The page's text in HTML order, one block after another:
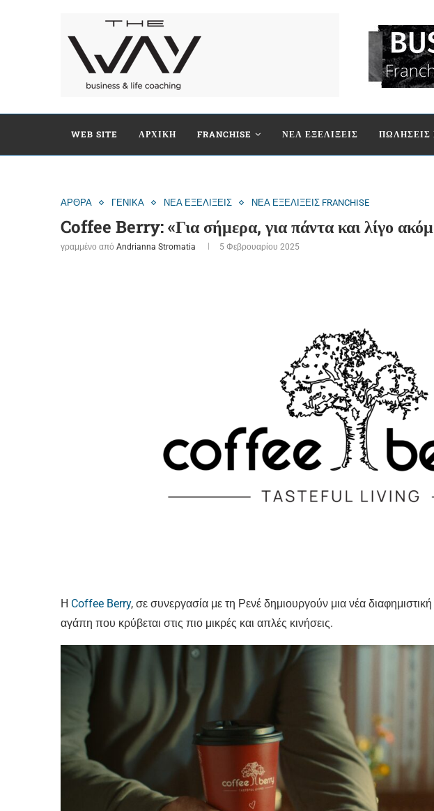
WEB SITE ΑΡΧΙΚΗ FRANCHISE ΝΕΑ ΕΞΕΛΙΞΕΙΣ ΠΩΛΗΣΕΙΣ
ΑΡΘΡΑ ΓΕΝΙΚΑ ΝΕΑ ΕΞΕΛΙΞΕΙΣ ΝΕΑ ΕΞΕΛΙΞΕΙΣ FRANCHISE
Coffee Berry: «Για σήμερα, για πάντα και λίγο
γραμμένο από Andrianna Stromatia 5 Φεβρουαρίου 2025
H Coffee Berry, σε συνεργασία με τη Ρενέ δημιουργούν μια νέα
αγάπη που κρύβεται στις πιο μικρές και απλές κινήσεις.